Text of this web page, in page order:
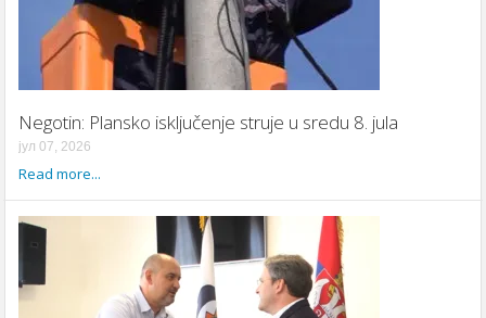
Negotin: Plansko isključenje struje u sredu 8. jula
јул 07, 2026
Read more...